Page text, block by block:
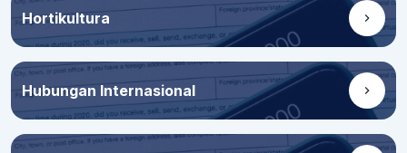
Hortikultura
Hubungan Internasional